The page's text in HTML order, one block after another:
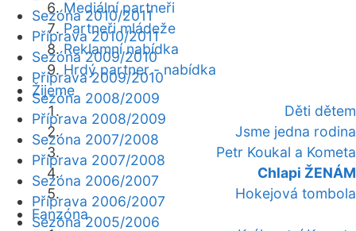
Mediální partneři
Partneři mládeže
Reklamní nabídka
Hrdý partner - nabídka
Žijeme
Děti dětem
Jsme jedna rodina
Petr Koukal a Kometa
Chlapi ŽENÁM
Hokejová tombola
Fanzóna
Sezóna 2010/2011
Příprava 2010/2011
Sezóna 2009/2010
Příprava 2009/2010
Sezóna 2008/2009
Příprava 2008/2009
Sezóna 2007/2008
Příprava 2007/2008
Sezóna 2006/2007
Příprava 2006/2007
Sezóna 2005/2006